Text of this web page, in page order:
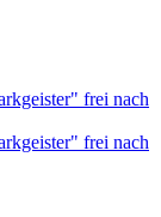
frei nach
frei nach